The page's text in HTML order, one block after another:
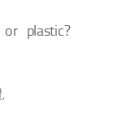
plastic?